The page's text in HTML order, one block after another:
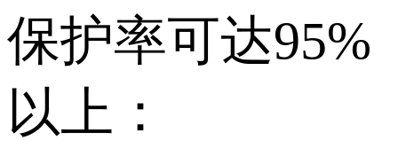
保护率可达95%
以上：